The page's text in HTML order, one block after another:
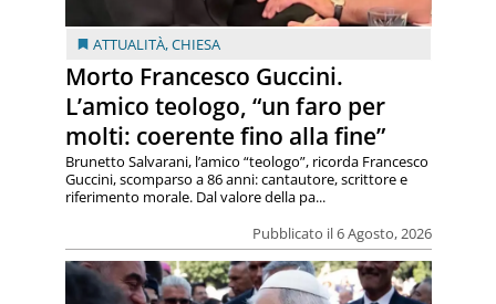
ATTUALITÀ,CHIESA
Morto Francesco Guccini.
L’amico teologo, “un faro per
molti: coerente fino alla fine”
Pubblicato il 6 Agosto, 2026
Brunetto Salvarani, l’amico “teologo”, ricorda Francesco
Guccini, scomparso a 86 anni: cantautore, scrittore e
riferimento morale. Dal valore della pa...